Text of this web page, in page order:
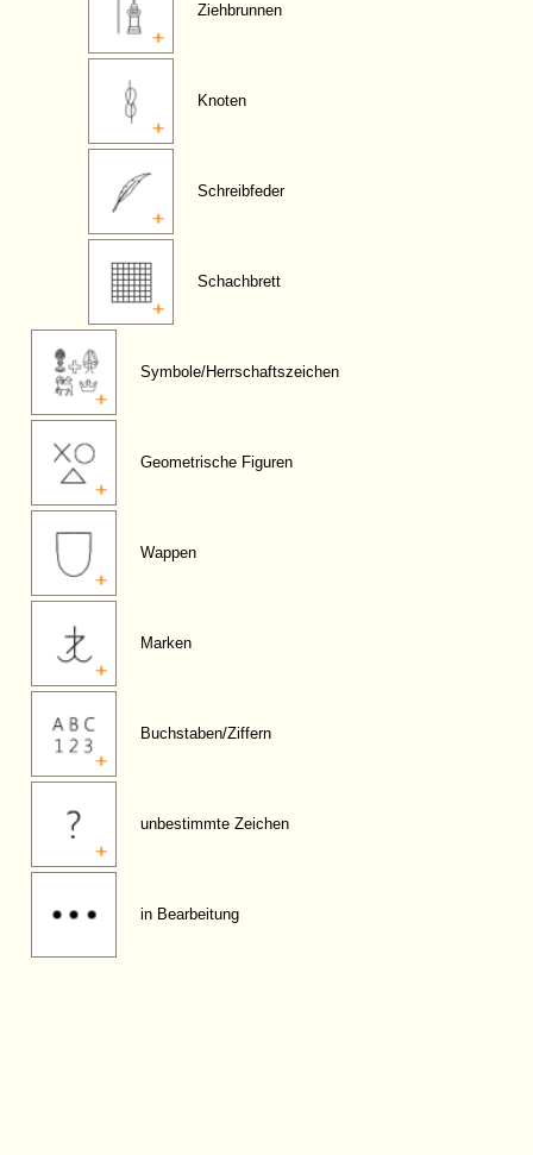
Ziehbrunnen
Knoten
Schreibfeder
Schachbrett
Symbole/Herrschaftszeichen
Geometrische Figuren
Wappen
Marken
Buchstaben/Ziffern
unbestimmte Zeichen
in Bearbeitung